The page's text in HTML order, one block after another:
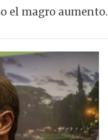
el magro aumento.